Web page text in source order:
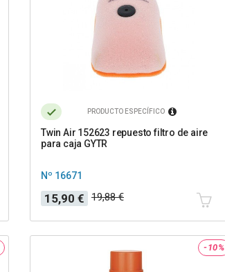
PRODUCTO ESPECÍFICO
Twin Air 152623 repuesto filtro de aire
para caja GYTR
Nº 16671
Precio
15,90 €
Precio
base
19,88 €
-10%